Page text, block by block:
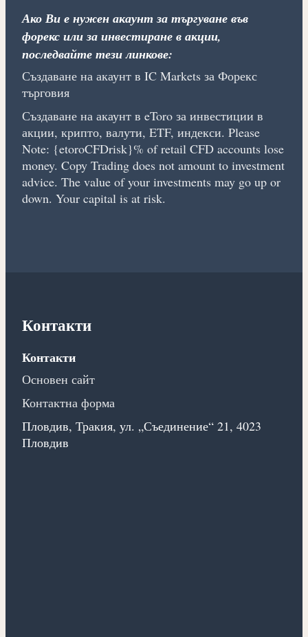
Ако Ви е нужен акаунт за търгуване във
форекс или за инвестиране в акции,
последвайте тези линкове:
Създаване на акаунт в IC Markets за Форекс
търговия
Създаване на акаунт в eToro за инвестиции в
акции, крипто, валути, ETF, индекси. Please
Note: {etoroCFDrisk}% of retail CFD accounts lose
money. Copy Trading does not amount to investment
advice. The value of your investments may go up or
down. Your capital is at risk.
Контакти
Контакти
Основен сайт
Контактна форма
Пловдив, Тракия, ул. „Съединение“ 21, 4023
Пловдив